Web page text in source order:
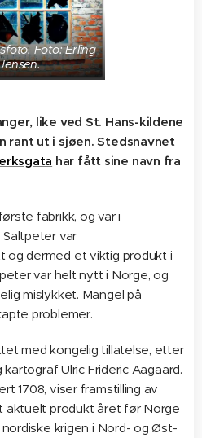
Foto: Erling
like ved St. Hans-kildene
rant ut i sjøen. Stedsnavnet
har fått sine navn fra
fabrikk, og var i
Saltpeter var
og dermed et viktig produkt i
var helt nytt i Norge, og
mislykket. Mangel på
problemer.
med kongelig tillatelse, etter
Ulric Frideric Aagaard.
1708, viser framstilling av
aktuelt produkt året før Norge
krigen i Nord- og Øst-